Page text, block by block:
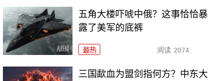
五角大楼吓唬中俄？这事恰恰暴
露了美军的底裤
最热 阅读 2074
三国歃血为盟剑指何方？中东大